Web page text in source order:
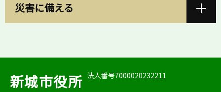
災害に備える
新城市役所 法人番号7000020232211